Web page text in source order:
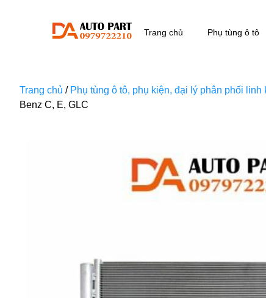
Trang chủ Phụ tùng ô tô
Trang chủ / Phụ tùng ô tô, phụ kiện, đại lý phân phối
Benz C, E, GLC